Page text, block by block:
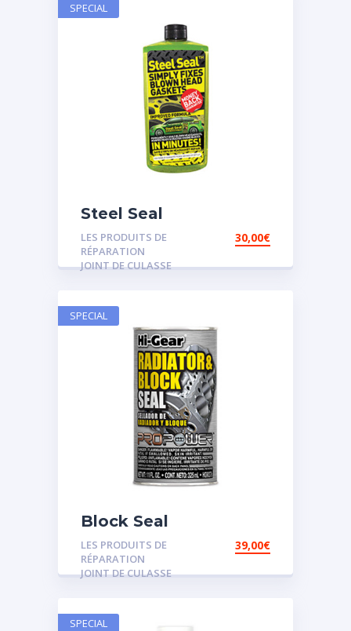
Steel Seal
LES PRODUITS DE
RÉPARATION
JOINT DE CULASSE
30,00€
SPECIAL
Block Seal
LES PRODUITS DE
RÉPARATION
JOINT DE CULASSE
39,00€
SPECIAL
SPECIAL